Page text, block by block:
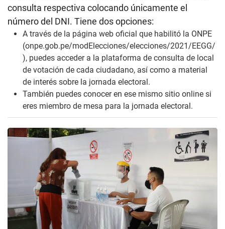
consulta respectiva colocando únicamente el
número del DNI. Tiene dos opciones:
A través de la página web oficial que habilitó la ONPE
(onpe.gob.pe/modElecciones/elecciones/2021/EEGG/
), puedes acceder a la plataforma de consulta de local
de votación de cada ciudadano, así como a material
de interés sobre la jornada electoral.
También puedes conocer en ese mismo sitio online si
eres miembro de mesa para la jornada electoral.